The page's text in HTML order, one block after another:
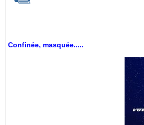
Confinée, masquée.....